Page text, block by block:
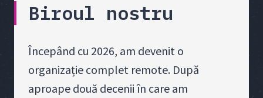
Biroul nostru
Începând cu 2026, am devenit o
organizație complet remote. După
aproape două decenii în care am